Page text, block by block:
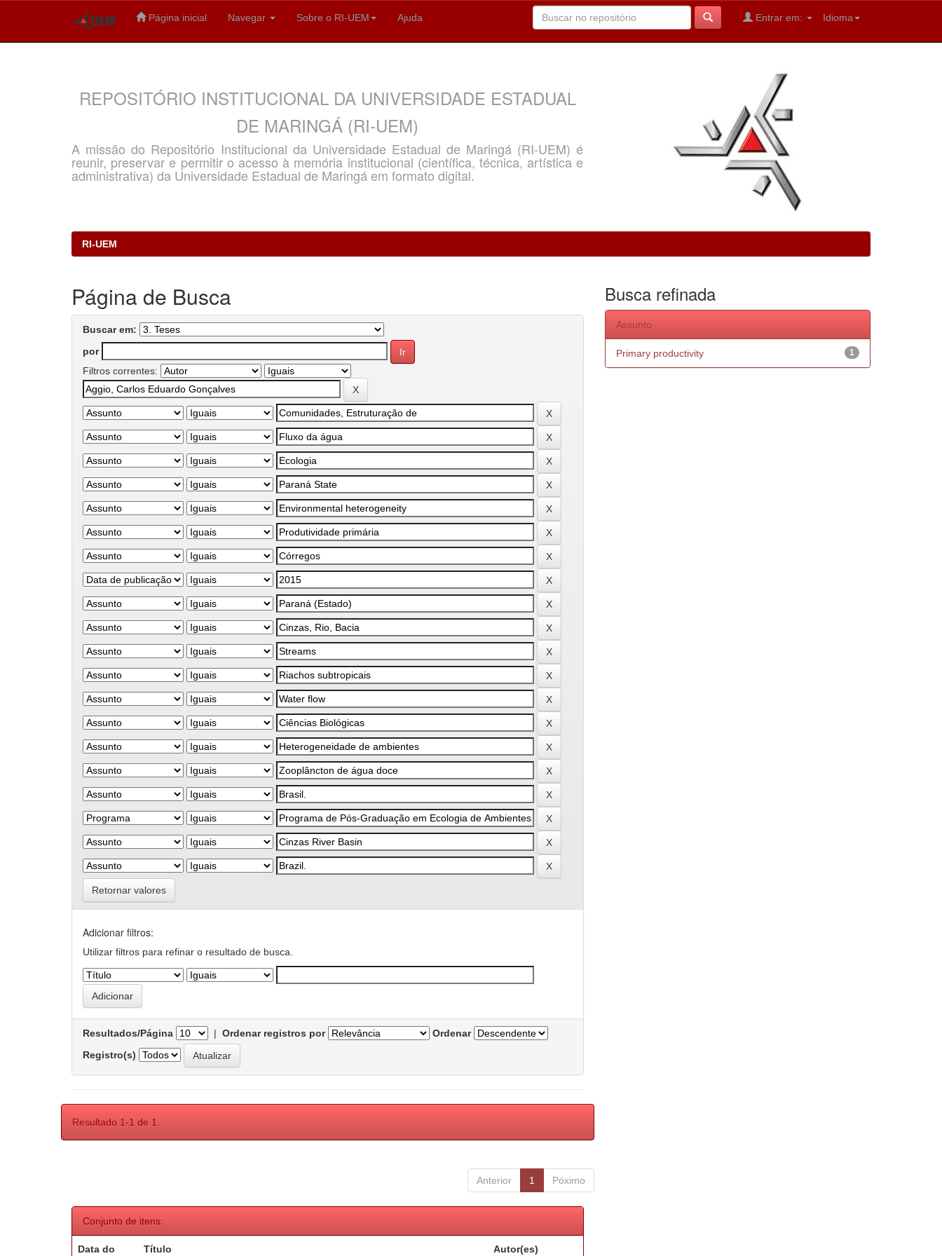
Página inicial Navegar Sobre o RI-UEM Ajuda Idioma
Entrar em:
REPOSITÓRIO INSTITUCIONAL DA UNIVERSIDADE ESTADUAL
DE MARINGÁ (RI-UEM)
A missão do Repositório Institucional da Universidade Estadual de Maringá (RI-UEM) é
reunir, preservar e permitir o acesso à memória institucional (científica, técnica, artística e
administrativa) da Universidade Estadual de Maringá em formato digital.
RI-UEM
Página de Busca
Buscar em:
por
Filtros correntes:
Retornar valores
Adicionar filtros:
Utilizar filtros para refinar o resultado de busca.
Resultados/Página | Ordenar registros por
Ordenar
Registro(s)
Resultado 1-1 de 1.
Anterior 1 Póximo
Conjunto de itens:
Data do Título Autor(es)
Busca refinada
Assunto
1
Primary productivity